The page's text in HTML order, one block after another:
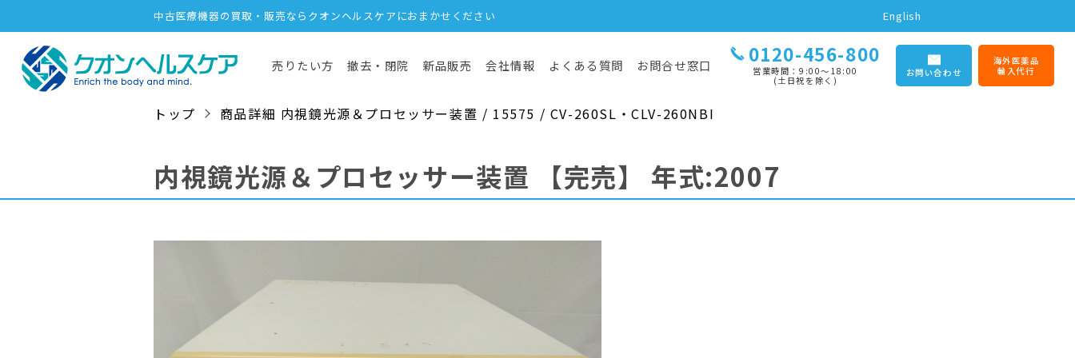
中古医療機器の買取・販売ならクオンヘルスケアにおまかせください English
売りたい方 撤去・閉院 新品販売 会社情報 よくある質問 お問合せ窓口 0120-456-800
営業時間：9:00〜18:00
(土日祝を除く)
お問い合わせ
海外医薬品
輸入代行
トップ 商品詳細 内視鏡光源＆プロセッサー装置 / 15575 / CV-260SL・CLV-260NBI
内視鏡光源＆プロセッサー装置 【完売】 年式:2007